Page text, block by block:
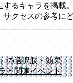
るキャラを掲載
クセスの参考にど
の選択肢・効果
と関連イベント